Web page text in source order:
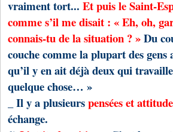
vraiment tort... Et puis le Saint-
comme s’il me disait : « Eh, oh,
connais-tu de la situation ? »Du
couche comme la plupart des
qu’il y en ait déjà deux qui
quelque chose… »
_ Il y a plusieurspensées et
échange.